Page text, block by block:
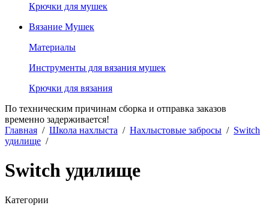
Крючки для мушек
Вязание Мушек
Материалы
Инструменты для вязания мушек
Крючки для вязания
По техническим причинам сборка и отправка заказов
временно задерживается!
Главная / Школа нахлыста / Нахлыстовые забросы / Switch
удилище /
Switch удилище
Категории